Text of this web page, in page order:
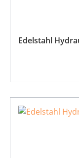
Edelstahl